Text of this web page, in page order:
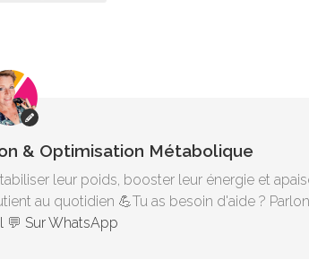
& Optimisation Métabolique
leur poids, booster leur énergie et
au quotidien 💪Tu as besoin d'aide ?
💬 Sur WhatsApp